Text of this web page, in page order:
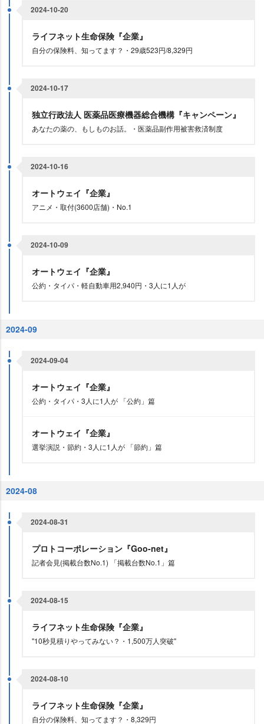
2024-10-20
ライフネット生命保険『企業』
自分の保険料、知ってます？・29歳523円/8,329円
2024-10-17
独立行政法人 医薬品医療機器総合機構『キャンペーン』
あなたの薬の、もしものお話。・医薬品副作用被害救済制度
2024-10-16
オートウェイ『企業』
アニメ・取付(3600店舗)・No.1
2024-10-09
オートウェイ『企業』
公約・タイパ・軽自動車用2,940円・3人に1人が
2024-09
2024-09-04
オートウェイ『企業』
公約・タイパ・3人に1人が 「公約」篇
オートウェイ『企業』
選挙演説・節約・3人に1人が 「節約」篇
2024-08
2024-08-31
プロトコーポレーション『Goo-net』
記者会見(掲載台数No.1) 「掲載台数No.1」篇
2024-08-15
ライフネット生命保険『企業』
"10秒見積りやってみない？・1,500万人突破"
2024-08-10
ライフネット生命保険『企業』
自分の保険料、知ってます？・8,329円